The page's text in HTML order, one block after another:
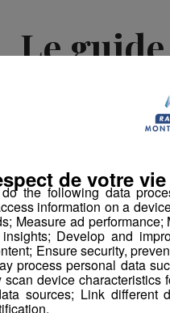
Le
the following data
information on a
Measure ad
Develop and
Ensure security,
process personal data
device
sources; Link different
de votre